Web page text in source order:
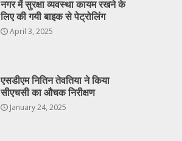
नगर में सुरक्षा व्यवस्था कायम रखने के
लिए की गयी बाइक से पेट्रोलिंग
April 3, 2025
एसडीएम नितिन तेवतिया ने किया
सीएचसी का औचक निरीक्षण
January 24, 2025